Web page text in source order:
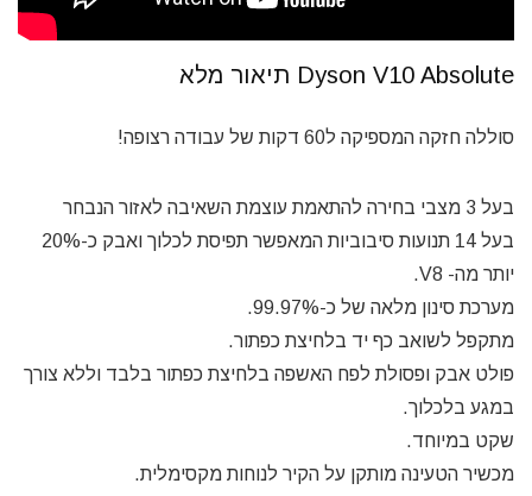
Dyson V10 Absolute תיאור מלא
סוללה חזקה המספיקה ל60 דקות של עבודה רצופה!
בעל 3 מצבי בחירה להתאמת עוצמת השאיבה לאזור הנבחר
בעל 14 תנועות סיבוביות המאפשר תפיסת לכלוך ואבק כ-20%
יותר מה- V8.
מערכת סינון מלאה של כ-99.97%.
מתקפל לשואב כף יד בלחיצת כפתור.
פולט אבק ופסולת לפח האשפה בלחיצת כפתור בלבד וללא צורך
במגע בלכלוך.
שקט במיוחד.
מכשיר הטעינה מותקן על הקיר לנוחות מקסימלית.